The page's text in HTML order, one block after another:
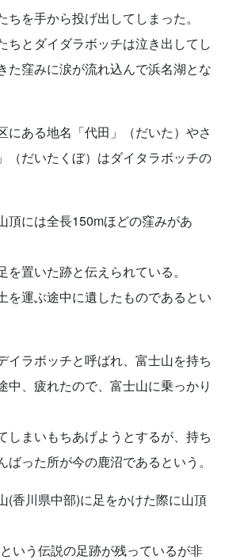
を手から投げ出してしまった。
ちとダイダラボッチは泣き出してし
た窪みに涙が流れ込んで浜名湖とな
にある地名「代田」（だいた）やさ
（だいたくぼ）はダイタラボッチの
頂には全長150mほどの窪みがあ
を置いた跡と伝えられている。
を運ぶ途中に遺したものであるとい
イラボッチと呼ばれ、富士山を持ち
中、疲れたので、富士山に乗っかり
しまいもちあげようとするが、持ち
った所が今の鹿沼であるという。
(香川県中部)に足をかけた際に山頂
いう伝説の足跡が残っているが非